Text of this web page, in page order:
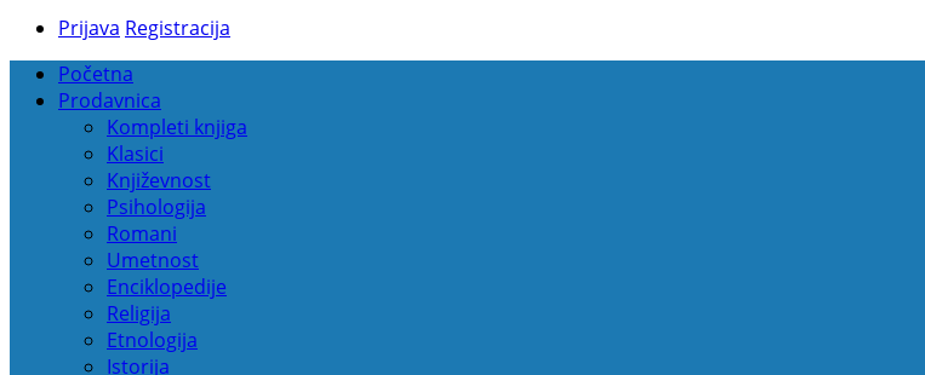
Prijava Registracija
Početna
Prodavnica
Kompleti knjiga
Klasici
Književnost
Psihologija
Romani
Umetnost
Enciklopedije
Religija
Etnologija
Istorija